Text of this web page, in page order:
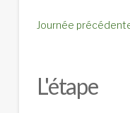
Journée
L'étape